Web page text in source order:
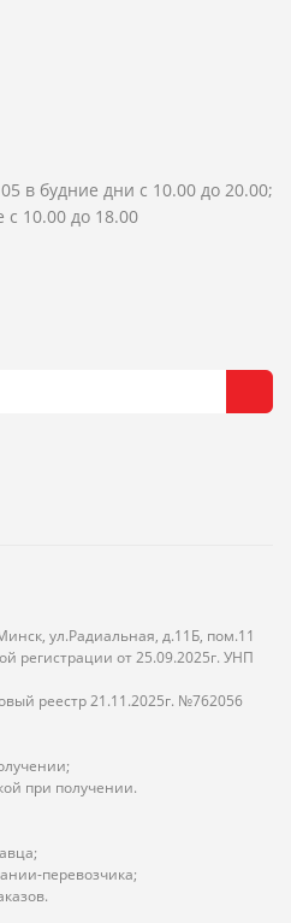
в будние дни с 10.00 до 20.00;
10.00 до 18.00
ул.Радиальная, д.11Б, пом.11
регистрации от 25.09.2025г. УНП
реестр 21.11.2025г. №762056
при получении.
перевозчика;